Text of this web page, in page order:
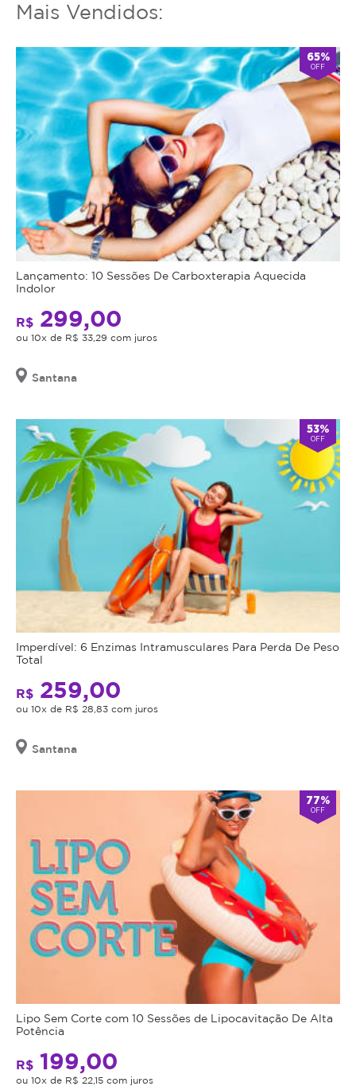
Mais Vendidos:
65%
OFF
Lançamento: 10 Sessões De Carboxterapia Aquecida
Indolor
R$ 299,00
ou 10x de R$ 33,29 com juros
Santana
53%
OFF
Imperdível: 6 Enzimas Intramusculares Para Perda De Peso
Total
R$ 259,00
ou 10x de R$ 28,83 com juros
Santana
77%
OFF
Lipo Sem Corte com 10 Sessões de Lipocavitação De Alta
Potência
R$ 199,00
ou 10x de R$ 22,15 com juros